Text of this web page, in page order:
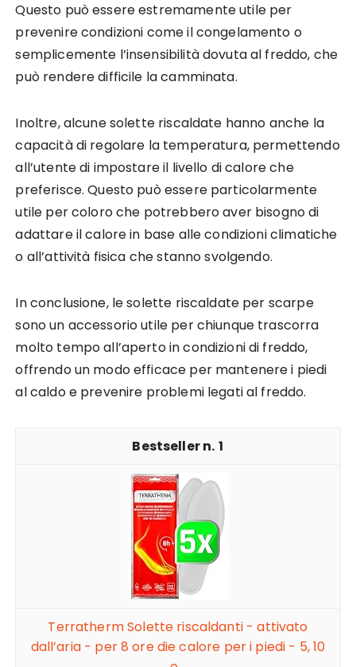
Questo può essere estremamente utile per
prevenire condizioni come il congelamento o
semplicemente l’insensibilità dovuta al freddo, che
può rendere difficile la camminata.
Inoltre, alcune solette riscaldate hanno anche la
capacità di regolare la temperatura, permettendo
all’utente di impostare il livello di calore che
preferisce. Questo può essere particolarmente
utile per coloro che potrebbero aver bisogno di
adattare il calore in base alle condizioni climatiche
o all’attività fisica che stanno svolgendo.
In conclusione, le solette riscaldate per scarpe
sono un accessorio utile per chiunque trascorra
molto tempo all’aperto in condizioni di freddo,
offrendo un modo efficace per mantenere i piedi
al caldo e prevenire problemi legati al freddo.
1
Terratherm Solette riscaldanti - attivato
dall’aria - per 8 ore die calore per i piedi - 5, 10